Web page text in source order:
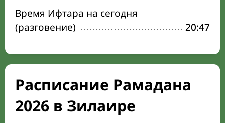
Время Ифтара на сегодня
(разговение)
20:47
Расписание Рамадана
2026 в Зилаире